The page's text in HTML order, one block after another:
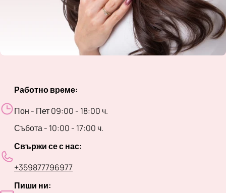
Работно време:
Пон - Пет 09:00 - 18:00 ч.
Събота - 10:00 - 17:00 ч.
Свържи се с нас:
+359877796977
Пиши ни: